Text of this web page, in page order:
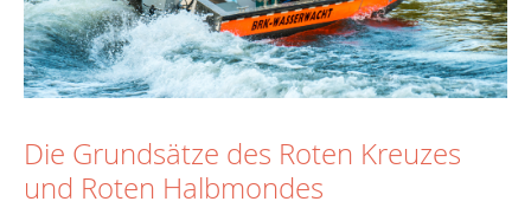
Die Grundsätze des Roten Kreuzes
und Roten Halbmondes